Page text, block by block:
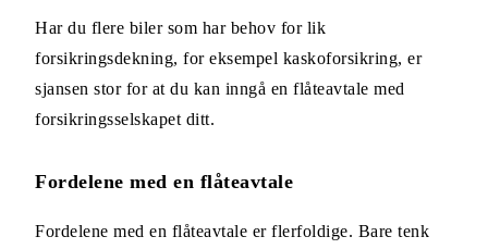
Har du flere biler som har behov for lik
forsikringsdekning, for eksempel kaskoforsikring, er
sjansen stor for at du kan inngå en flåteavtale med
forsikringsselskapet ditt.
Fordelene med en flåteavtale
Fordelene med en flåteavtale er flerfoldige. Bare tenk